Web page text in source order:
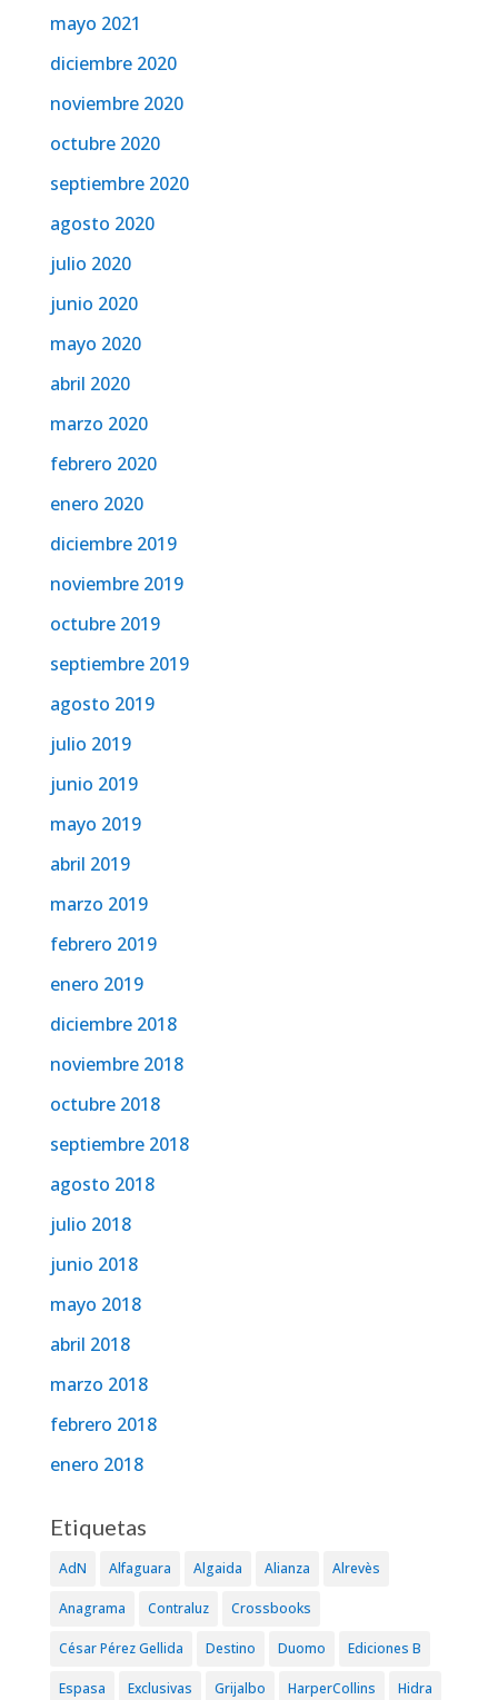
mayo 2021
diciembre 2020
noviembre 2020
octubre 2020
septiembre 2020
agosto 2020
julio 2020
junio 2020
mayo 2020
abril 2020
marzo 2020
febrero 2020
enero 2020
diciembre 2019
noviembre 2019
octubre 2019
septiembre 2019
agosto 2019
julio 2019
junio 2019
mayo 2019
abril 2019
marzo 2019
febrero 2019
enero 2019
diciembre 2018
noviembre 2018
octubre 2018
septiembre 2018
agosto 2018
julio 2018
junio 2018
mayo 2018
abril 2018
marzo 2018
febrero 2018
enero 2018
Etiquetas
AdN Alfaguara Algaida Alianza Alrevès
Anagrama Contraluz Crossbooks
César Pérez Gellida Destino Duomo Ediciones B
Espasa Exclusivas Grijalbo HarperCollins Hidra